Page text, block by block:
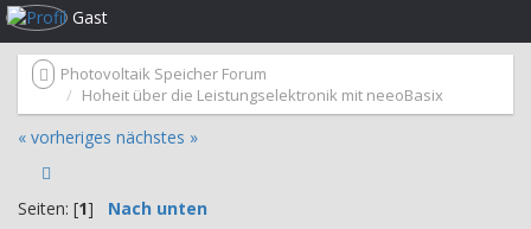
Gast
Photovoltaik Speicher Forum
Hoheit über die Leistungselektronik mit neeoBasix
« vorheriges nächstes »
Seiten: [1] Nach unten